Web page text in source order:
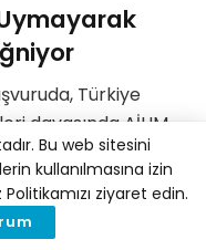
Türkiye
davasında AİHM
termik santralın
ve zamanında”
bu santralların
da gerekli
Bu web sitesini
kullanılmasına izin
ziyaret edin.